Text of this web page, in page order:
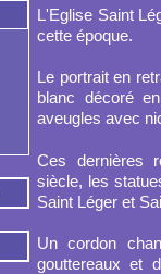
L'Eglise Saint
cette époque.
Le portrait en
blanc décoré
aveugles avec
Ces dernières
siècle, les
Saint Léger et
Un cordon
gouttereaux et